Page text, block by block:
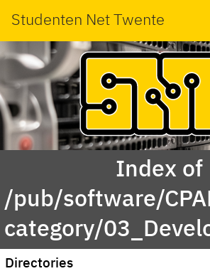
Studenten Net Twente
Index of
/pub/software/
category/
Directories